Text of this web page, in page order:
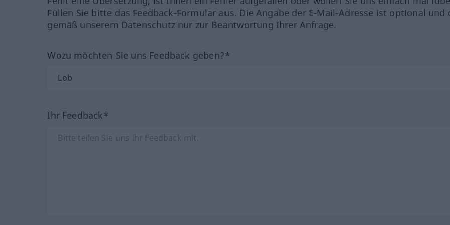
Füllen Sie bitte das Feedback-Formular aus. Die Angabe der E-Mail-Adresse ist optional und
gemäß unserem Datenschutz nur zur Beantwortung Ihrer Anfrage.
Wozu möchten Sie uns Feedback geben?*
Ihr Feedback*